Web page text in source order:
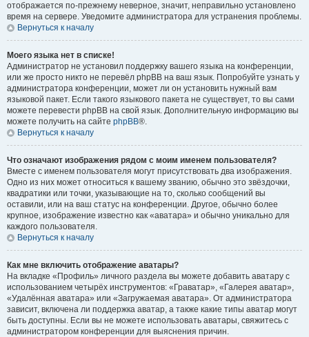
отображается по-прежнему неверное, значит, неправильно установлено
время на сервере. Уведомите администратора для устранения проблемы.
Вернуться к началу
Моего языка нет в списке!
Администратор не установил поддержку вашего языка на конференции,
или же просто никто не перевёл phpBB на ваш язык. Попробуйте узнать у
администратора конференции, может ли он установить нужный вам
языковой пакет. Если такого языкового пакета не существует, то вы сами
можете перевести phpBB на свой язык. Дополнительную информацию вы
можете получить на сайте phpBB®.
Вернуться к началу
Что означают изображения рядом с моим именем пользователя?
Вместе с именем пользователя могут присутствовать два изображения.
Одно из них может относиться к вашему званию, обычно это звёздочки,
квадратики или точки, указывающие на то, сколько сообщений вы
оставили, или на ваш статус на конференции. Другое, обычно более
крупное, изображение известно как «аватара» и обычно уникально для
каждого пользователя.
Вернуться к началу
Как мне включить отображение аватары?
На вкладке «Профиль» личного раздела вы можете добавить аватару с
использованием четырёх инструментов: «Граватар», «Галерея аватар»,
«Удалённая аватара» или «Загружаемая аватара». От администратора
зависит, включена ли поддержка аватар, а также какие типы аватар могут
быть доступны. Если вы не можете использовать аватары, свяжитесь с
администратором конференции для выяснения причин.